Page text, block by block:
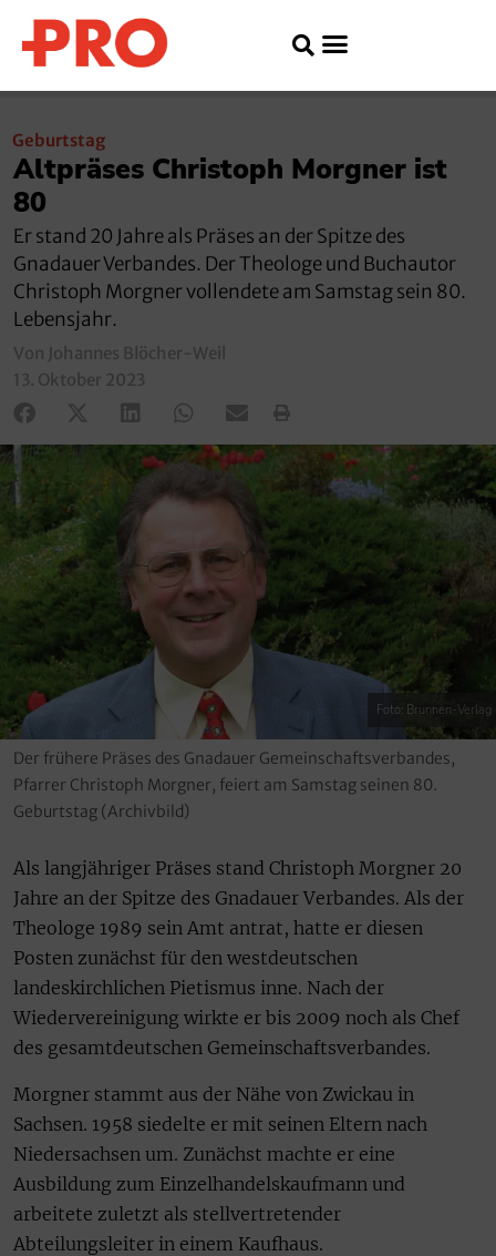
Geburtstag
Altpräses Christoph Morgner ist
80
Er stand 20 Jahre als Präses an der Spitze des
Gnadauer Verbandes. Der Theologe und Buchautor
Christoph Morgner vollendete am Samstag sein 80.
Lebensjahr.
Von Johannes Blöcher-Weil
13. Oktober 2023
Foto: Brunnen-Verlag
Der frühere Präses des Gnadauer Gemeinschaftsverbandes,
Pfarrer Christoph Morgner, feiert am Samstag seinen 80.
Geburtstag (Archivbild)
Als langjähriger Präses stand Christoph Morgner 20
Jahre an der Spitze des Gnadauer Verbandes. Als der
Theologe 1989 sein Amt antrat, hatte er diesen
Posten zunächst für den westdeutschen
landeskirchlichen Pietismus inne. Nach der
Wiedervereinigung wirkte er bis 2009 noch als Chef
des gesamtdeutschen Gemeinschaftsverbandes.
Morgner stammt aus der Nähe von Zwickau in
Sachsen. 1958 siedelte er mit seinen Eltern nach
Niedersachsen um. Zunächst machte er eine
Ausbildung zum Einzelhandelskaufmann und
arbeitete zuletzt als stellvertretender
Abteilungsleiter in einem Kaufhaus.